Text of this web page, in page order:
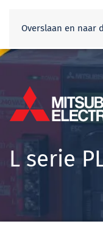
Overslaan en naar
L serie